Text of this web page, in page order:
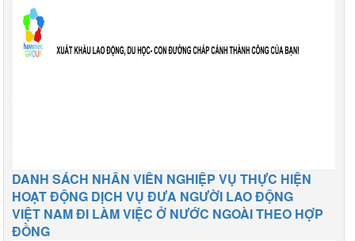
DANH SÁCH NHÂN VIÊN NGHIỆP VỤ THỰC HIỆN
HOẠT ĐỘNG DỊCH VỤ ĐƯA NGƯỜI LAO ĐỘNG
VIỆT NAM ĐI LÀM VIỆC Ở NƯỚC NGOÀI THEO HỢP
ĐỒNG